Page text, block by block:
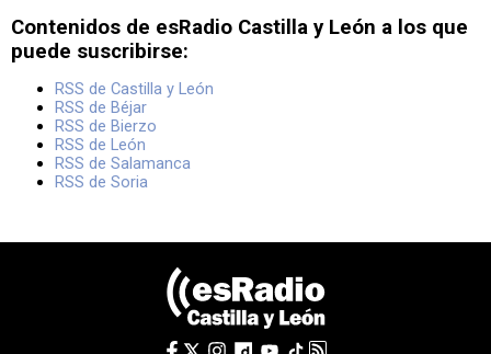
Contenidos de esRadio Castilla y León a los que
puede suscribirse:
RSS de Castilla y León
RSS de Béjar
RSS de Bierzo
RSS de León
RSS de Salamanca
RSS de Soria